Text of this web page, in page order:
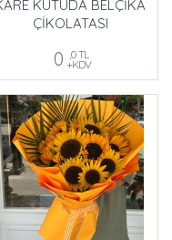
KUTUDA BELÇİKA
ÇİKOLATASI
0 ,0 TL
+KDV